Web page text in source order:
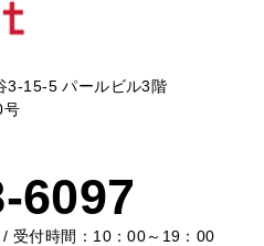
3-15-5 パールビル3階
号
6097
受付時間：10：00～19：00